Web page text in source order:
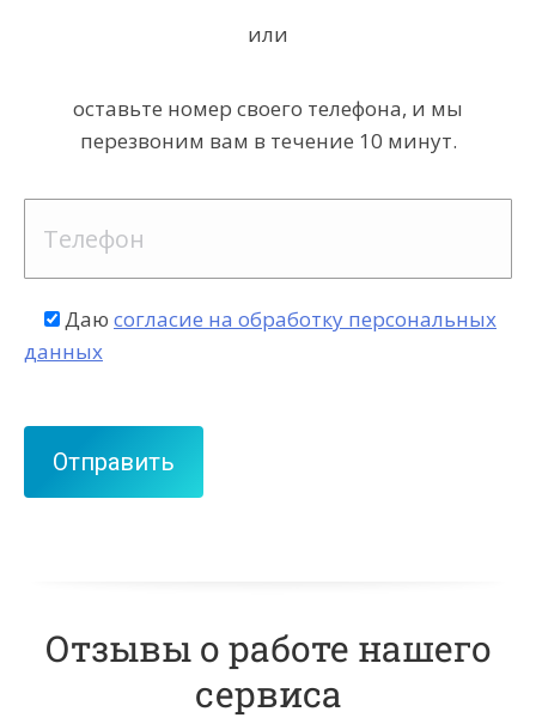
или
оставьте номер своего телефона, и мы
перезвоним вам в течение 10 минут.
Даю согласие на обработку персональных
данных
Отзывы о работе нашего
сервиса